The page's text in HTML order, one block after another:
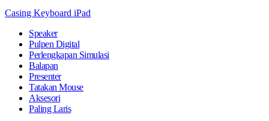
Casing Keyboard iPad
Speaker
Pulpen Digital
Perlengkapan Simulasi
Balapan
Presenter
Tatakan Mouse
Aksesori
Paling Laris